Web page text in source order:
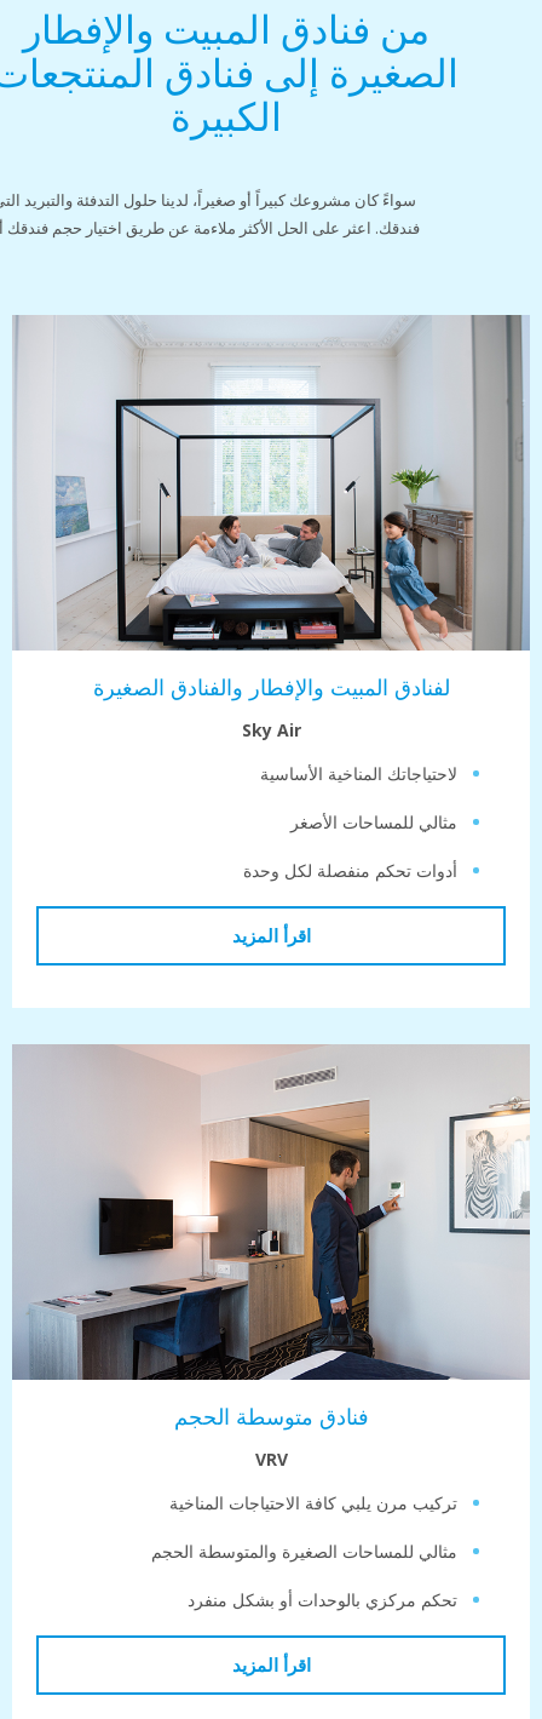
من فنادق المبيت والإفطار
إلى فنادق المنتجعات
الكبيرة
سواءً كان مشروعك كبيراً أو صغيراً، لدينا حلول التدفئة والتبريد التي تناسب
فندقك. اعثر على الحل الأكثر ملاءمة عن طريق اختيار حجم فندقك أو حاجتك.
لفنادق المبيت والإفطار والفنادق الصغيرة
المناخية الأساسية
للمساحات الأصغر
تحكم منفصلة لكل وحدة
فنادق متوسطة الحجم
مرن يلبي كافة الاحتياجات المناخية
للمساحات الصغيرة والمتوسطة الحجم
مركزي بالوحدات أو بشكل منفرد